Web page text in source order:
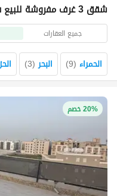
شقق 3 غرف مفروشة للبيع في الخبر
جميع العقارات
الحمراء (
9
) البحر (
3
)
20% خصم